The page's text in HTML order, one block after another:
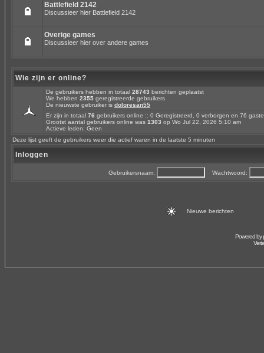
Battlefield 2142
Discussieer hier Battlefield 2142
Overige games
Discussieer hier over andere games
Wie zijn er online?
De gebruikers hebben in totaal 28743 berichten geplaatst
We hebben 2355 geregistreerde gebruikers
De nieuwste gebruiker is doloresan55
Er zijn in totaal 76 gebruikers online :: 0 Geregistreerd, 0 verborgen en 76
Grootst aantal gebruikers online was 1303 op Wo Jul 22, 2026 5:10 am
Actieve leden: Geen
Deze lijst geeft de gebruikers weer die actief waren in de laatste 5 minuten
Inloggen
Gebruikersnaam: Wachtwoord:
Nieuwe berichten
Powered by